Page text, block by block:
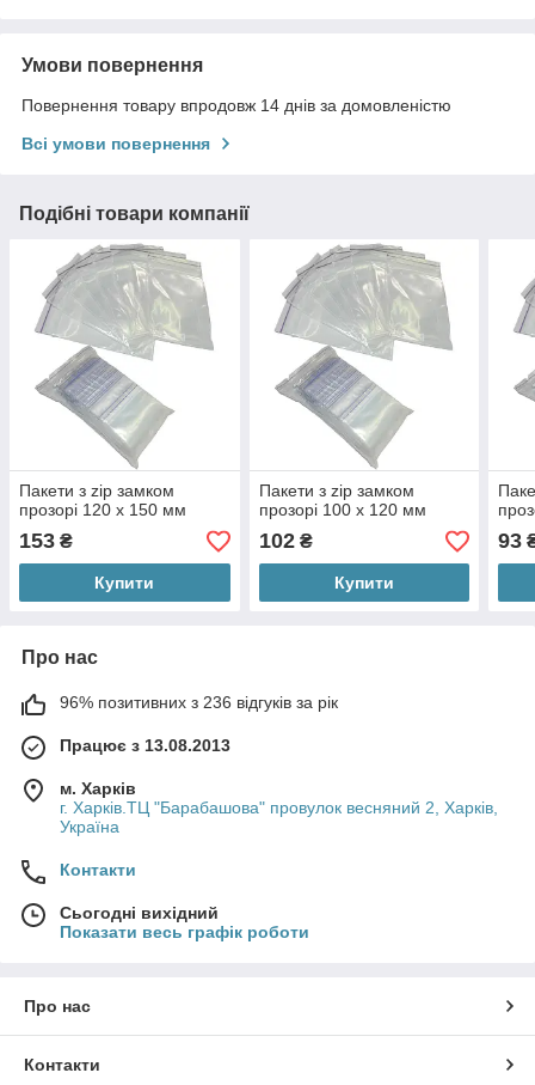
Умови повернення
Повернення товару впродовж 14 днів за домовленістю
Всі умови повернення
Подібні товари компанії
Пакети з zip замком
прозорі 120 х 150 мм
153 ₴
Купити
Пакети з zip замком
прозорі 100 х 120 мм
102₴
Купити
93
Про нас
96% позитивних з 236 відгуків за рік
Працює з 13.08.2013
м. Харків
г. Харків.ТЦ "Барабашова" провулок весняний 2, Харків,
Україна
Контакти
Сьогодні вихідний
Показати весь графік роботи
Про нас
Контакти